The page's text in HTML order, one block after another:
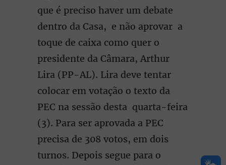
que é preciso haver um debate
dentro da Casa, e não aprovar a
toque de caixa como quer o
presidente da Câmara, Arthur
Lira (PP-AL). Lira deve tentar
colocar em votação o texto da
PEC na sessão desta quarta-feira
(3). Para ser aprovada a PEC
precisa de 308 votos, em dois
turnos. Depois segue para o